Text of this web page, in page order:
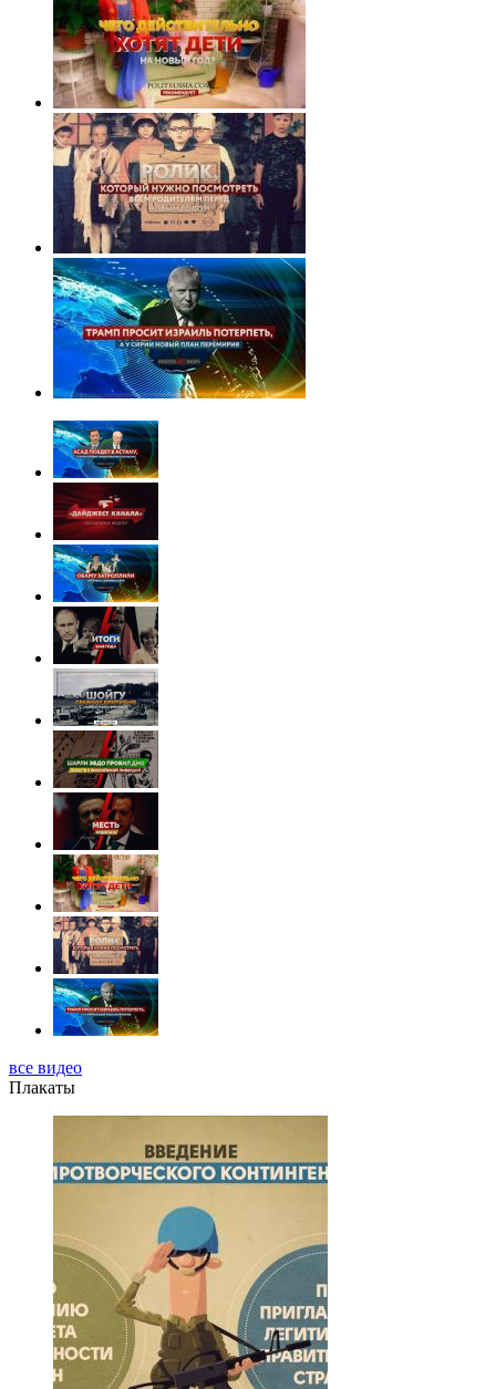
все видео
Плакаты